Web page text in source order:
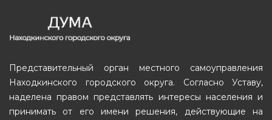
Представительный орган местного самоуправления
Находкинского городского округа. Согласно Уставу,
наделена правом представлять интересы населения и
принимать от его имени решения, действующие на